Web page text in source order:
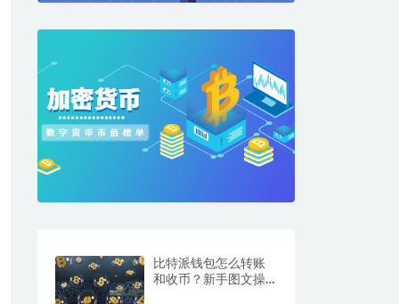
比特派钱包怎么转账
和收币？新手图文操